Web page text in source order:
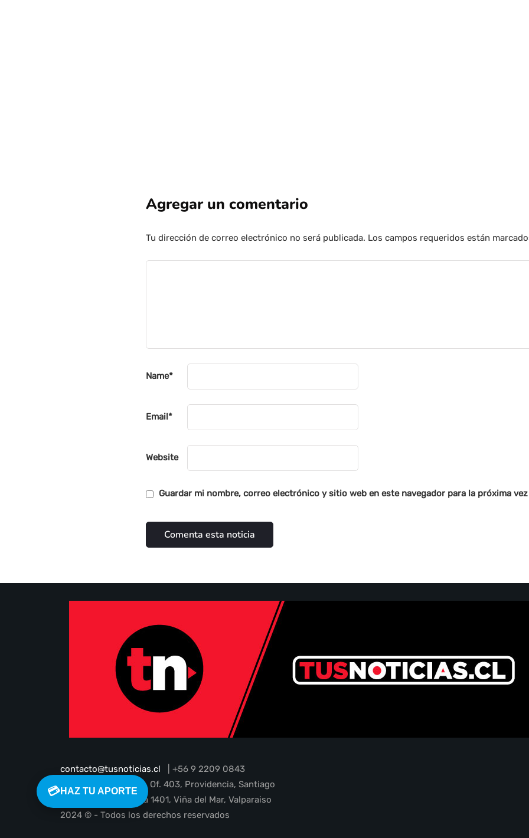
Agregar un comentario
Tu dirección de correo electrónico no será publicada. Los campos requeridos están
Name*
Email*
Website
Guardar mi nombre, correo electrónico y sitio web en este navegador para la próxima
contacto@tusnoticias.cl | +56 9 2209 0843
Guardia Vieja N° 202, Of. 403, Providencia, Santiago
1 Poniente 45, oficina 1401, Viña del Mar, Valparaiso
2024 © - Todos los derechos reservados
💳HAZ TU APORTE